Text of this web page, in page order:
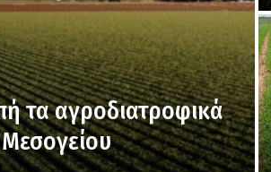
τα αγροδιατροφικά